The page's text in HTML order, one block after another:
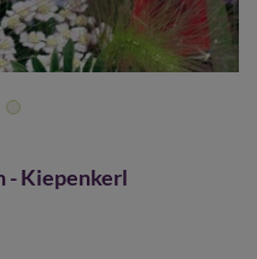
- Kiepenkerl